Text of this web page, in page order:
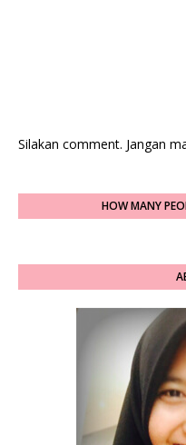
Silakan comment. Jangan
HOW MANY